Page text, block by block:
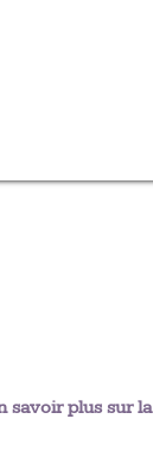
savoir plus sur